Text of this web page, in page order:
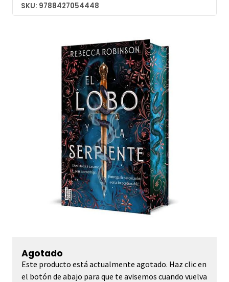
SKU: 9788427054448
Agotado
Este producto está actualmente agotado. Haz clic en
el botón de abajo para que te avisemos cuando vuelva